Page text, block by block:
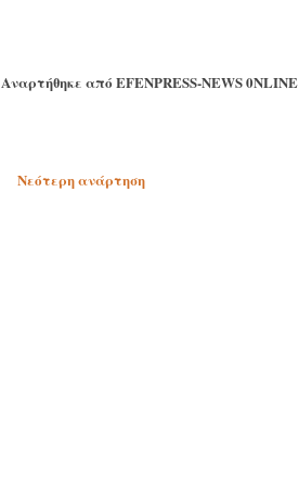
Αναρτήθηκε από EFENPRESS-NEWS 0NLINE
Νεότερη ανάρτηση